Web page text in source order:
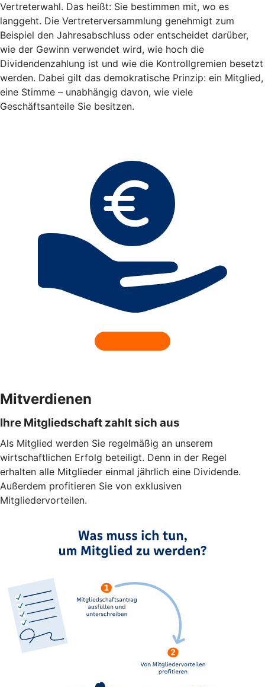
Vertreterwahl. Das heißt: Sie bestimmen mit, wo es
langgeht. Die Vertreterversammlung genehmigt zum
Beispiel den Jahresabschluss oder entscheidet darüber,
wie der Gewinn verwendet wird, wie hoch die
Dividendenzahlung ist und wie die Kontrollgremien besetzt
werden. Dabei gilt das demokratische Prinzip: ein Mitglied,
eine Stimme – unabhängig davon, wie viele
Geschäftsanteile Sie besitzen.
Mitverdienen
Ihre Mitgliedschaft zahlt sich aus
Als Mitglied werden Sie regelmäßig an unserem
wirtschaftlichen Erfolg beteiligt. Denn in der Regel
erhalten alle Mitglieder einmal jährlich eine Dividende.
Außerdem profitieren Sie von exklusiven
Mitgliedervorteilen.